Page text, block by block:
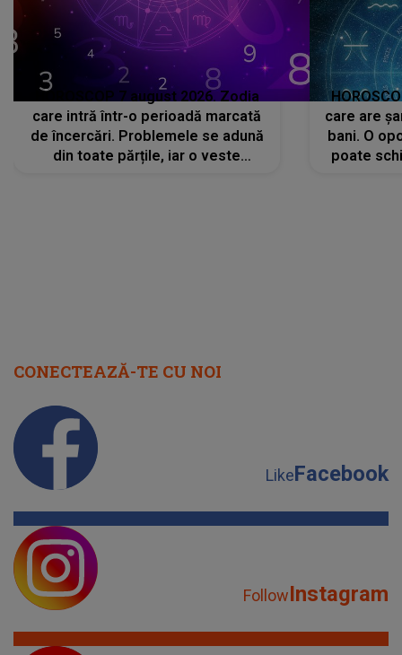
HOROSCOP 7 august 2026. Zodia
care intră într-o perioadă marcată
de încercări. Problemele se adună
din toate părțile, iar o veste
care are
bani. O
poate
CONECTEAZĂ-TE CU NOI
LikeFacebook
FollowInstagram